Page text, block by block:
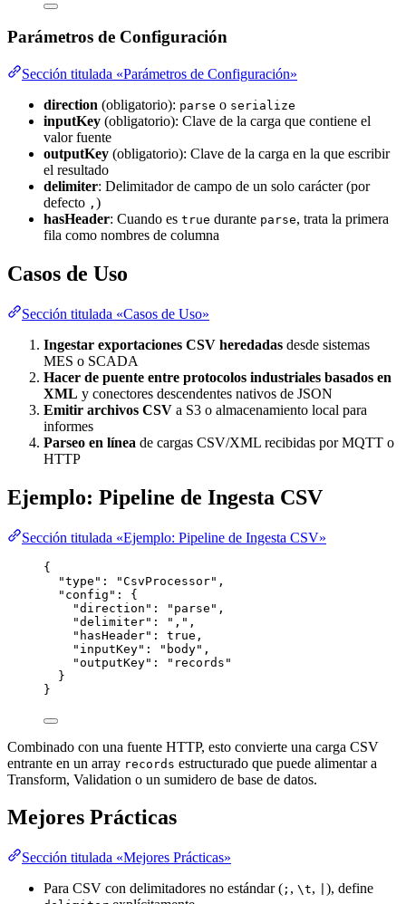
Parámetros de Configuración
Sección titulada «Parámetros de Configuración»
direction (obligatorio): parse o serialize
inputKey (obligatorio): Clave de la carga que contiene el
valor fuente
outputKey (obligatorio): Clave de la carga en la que escribir
el resultado
delimiter: Delimitador de campo de un solo carácter (por
defecto , )
hasHeader: Cuando es true durante parse, trata la primera
fila como nombres de columna
Casos de Uso
Sección titulada «Casos de Uso»
Ingestar exportaciones CSV heredadas desde sistemas
MES o SCADA
Hacer de puente entre protocolos industriales basados en
XML y conectores descendentes nativos de JSON
Emitir archivos CSV a S3 o almacenamiento local para
informes
Parseo en línea de cargas CSV/XML recibidas por MQTT o
HTTP
Ejemplo: Pipeline de Ingesta CSV
Sección titulada «Ejemplo: Pipeline de Ingesta CSV»
{
"type" : "CsvProcessor" ,
"config" : {
"direction" : " parse " ,
"delimiter" : " , " ,
"hasHeader" : true ,
"inputKey" : " body" ,
"outputKey" : " records "
}
}
Combinado con una fuente HTTP, esto convierte una carga CSV
entrante en un array records estructurado que puede alimentar a
Transform, Validation o un sumidero de base de datos.
Mejores Prácticas
Sección titulada «Mejores Prácticas»
Para CSV con delimitadores no estándar ( ; , \t, ), define